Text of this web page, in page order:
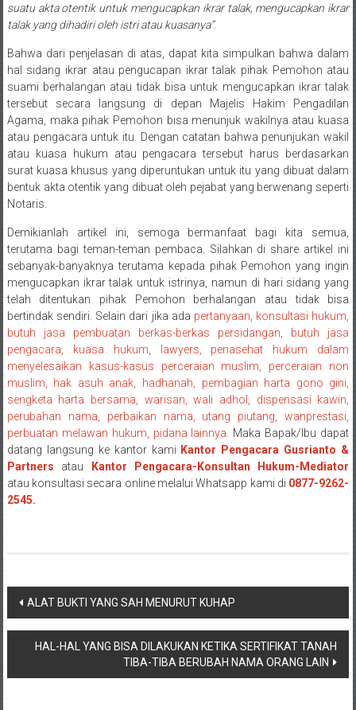
Payakumbung/
Tanjung
pati/
Sarilamak/
Hulu
air/
Pasaman/
Kapur
Pangkalan/
Riau/
Bangkinang/
Duri/
Dumai
Pangkal
Pinang/
Sulawesi,
NTT/
Balik
papan/
Kalimantan
Barat/
Kalimantan
Timur/
Kalimantan
Selatan/
Timur/
Terdekat
suatu akta otentik untuk mengucapkan ikrar talak, mengucapkan ikrar
talak yang dihadiri oleh istri atau kuasanya”.
Bahwa dari penjelasan di atas, dapat kita simpulkan bahwa dalam
hal sidang ikrar atau pengucapan ikrar talak pihak Pemohon atau
suami berhalangan atau tidak bisa untuk mengucapkan ikrar talak
tersebut secara langsung di depan Majelis Hakim Pengadilan
Agama, maka pihak Pemohon bisa menunjuk wakilnya atau kuasa
atau pengacara untuk itu. Dengan catatan bahwa penunjukan wakil
atau kuasa hukum atau pengacara tersebut harus berdasarkan
surat kuasa khusus yang diperuntukan untuk itu yang dibuat dalam
bentuk akta otentik yang dibuat oleh pejabat yang berwenang seperti
Notaris.
Demikianlah artikel ini, semoga bermanfaat bagi kita semua,
terutama bagi teman-teman pembaca. Silahkan di share artikel ini
sebanyak-banyaknya terutama kepada pihak Pemohon yang ingin
mengucapkan ikrar talak untuk istrinya, namun di hari sidang yang
telah ditentukan pihak Pemohon berhalangan atau tidak bisa
bertindak sendiri. Selain dari jika ada pertanyaan, konsultasi hukum,
butuh jasa pembuatan berkas-berkas persidangan, butuh jasa
pengacara, kuasa hukum, lawyers, penasehat hukum dalam
menyelesaikan kasus-kasus perceraian muslim, perceraian non
muslim, hak asuh anak, hadhanah, pembagian harta gono gini,
sengketa harta bersama, warisan, wali adhol, dispensasi kawin,
perubahan nama, perbaikan nama, utang piutang, wanprestasi,
perbuatan melawan hukum, pidana lainnya . Maka Bapak/Ibu dapat
datang langsung ke kantor kami Kantor Pengacara Gusrianto &
Partners atau
Kantor Pengacara-Konsultan Hukum-Mediator
atau konsultasi secara online melalui Whatsapp kami di 0877-9262-
2545.
Navigasi
pos
ALAT BUKTI YANG SAH MENURUT KUHAP
HAL-HAL YANG BISA DILAKUKAN KETIKA SERTIFIKAT TANAH
TIBA-TIBA BERUBAH NAMA ORANG LAIN